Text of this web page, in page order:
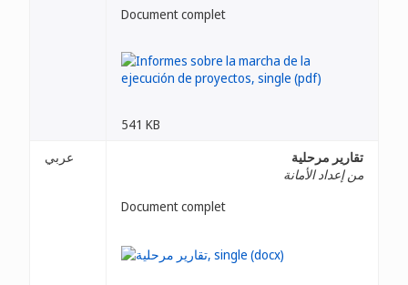
Document complet
541 KB
عربي
تقارير مرحلية
من إعداد الأمانة
Document complet